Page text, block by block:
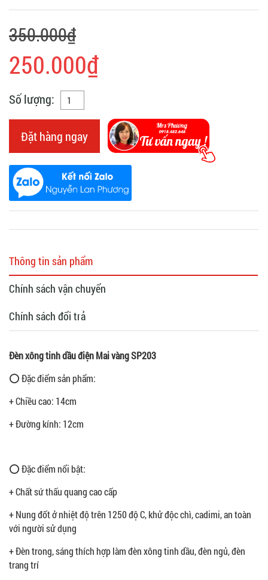
350.000₫
250.000₫
Số lượng:
Đặt hàng ngay
Thông tin sản phẩm
Chính sách vận chuyển
Chính sách đổi trả
Đèn xông tinh dầu điện Mai vàng SP203
⭕ Đặc điểm sản phẩm:
+ Chiều cao: 14cm
+ Đường kính: 12cm
⭕ Đặc điểm nổi bật:
+ Chất sứ thấu quang cao cấp
+ Nung đốt ở nhiệt độ trên 1250 độ C, khử độc chì, cadimi, an toàn
với người sử dụng
+ Đèn trong, sáng thích hợp làm đèn xông tinh dầu, đèn ngủ, đèn
trang trí